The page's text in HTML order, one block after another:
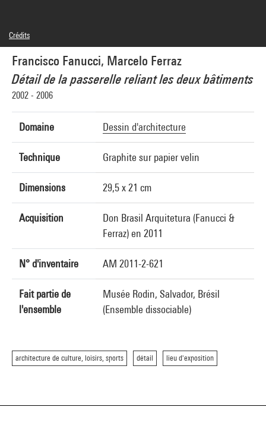
Francisco Fanucci, Marcelo Ferraz
Détail de la passerelle reliant les deux bâtiments
2002 - 2006
Domaine Dessin d'architecture
Technique Graphite sur papier velin
Dimensions 29,5 x 21 cm
Acquisition
Don Brasil Arquitetura (Fanucci &
Ferraz) en 2011
N° d'inventaire AM 2011-2-621
Fait partie de
l'ensemble
Musée Rodin, Salvador, Brésil
(Ensemble dissociable)
architecture de culture, loisirs, sports détail lieu d'exposition
Crédits
© Francisco Fanucci, © Marcelo Ferraz
Crédit photographique : Centre Pompidou, MNAM-CCI/Philippe Migeat/Dist.
Réf. image : 4N28001
Diffusion image :